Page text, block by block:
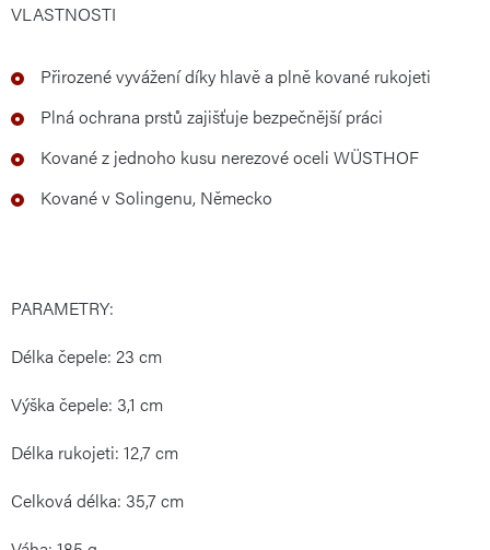
VLASTNOSTI
Přirozené vyvážení díky hlavě a plně kované rukojeti
Plná ochrana prstů zajišťuje bezpečnější práci
Kované z jednoho kusu nerezové oceli WÜSTHOF
Kované v Solingenu, Německo
PARAMETRY:
Délka čepele: 23 cm
Výška čepele: 3,1 cm
Délka rukojeti: 12,7 cm
Celková délka: 35,7 cm